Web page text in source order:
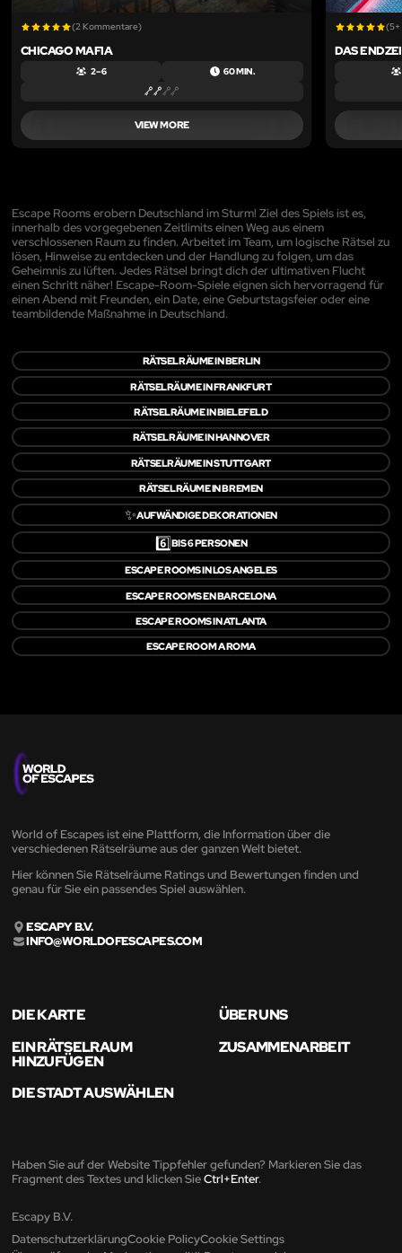
(2 Kommentare)
CHICAGO MAFIA
2 – 6 60 MIN.
VIEW MORE
(5+
DAS
Escape Rooms erobern Deutschland im Sturm! Ziel des Spiels ist es,
innerhalb des vorgegebenen Zeitlimits einen Weg aus einem
verschlossenen Raum zu finden. Arbeitet im Team, um logische Rätsel zu
lösen, Hinweise zu entdecken und der Handlung zu folgen, um das
Geheimnis zu lüften. Jedes Rätsel bringt dich der ultimativen Flucht
einen Schritt näher! Escape-Room-Spiele eignen sich hervorragend für
einen Abend mit Freunden, ein Date, eine Geburtstagsfeier oder eine
teambildende Maßnahme in Deutschland.
RÄTSELRÄUME IN BERLIN
RÄTSELRÄUME IN FRANKFURT
RÄTSELRÄUME IN BIELEFELD
RÄTSELRÄUME IN HANNOVER
RÄTSELRÄUME IN STUTTGART
RÄTSELRÄUME IN BREMEN
✨AUFWÄNDIGE DEKORATIONEN
6️⃣BIS 6 PERSONEN
ESCAPE ROOMS IN LOS ANGELES
ESCAPE ROOMS EN BARCELONA
ESCAPE ROOMS IN ATLANTA
ESCAPE ROOM A ROMA
World of Escapes ist eine Plattform, die Information über die
verschiedenen Rätselräume aus der ganzen Welt bietet.
Hier können Sie Rätselräume Ratings und Bewertungen finden und
genau für Sie ein passendes Spiel auswählen.
ESCAPY B.V.
INFO@WORLDOFESCAPES.COM
DIE KARTE
ÜBER UNS
EIN RÄTSELRAUM
HINZUFÜGEN
ZUSAMMENARBEIT
DIE STADT AUSWÄHLEN
Haben Sie auf der Website Tippfehler gefunden? Markieren Sie das
Fragment des Textes und klicken SieCtrl+Enter.
Escapy B.V.
DatenschutzerklärungCookie PolicyCookie Settings